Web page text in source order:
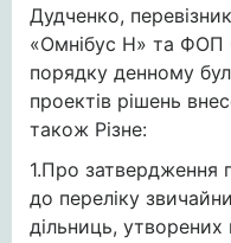
Дудченко,
«Омнібус Н» та ФОП
порядку денному
проектів рішень
також Різне:
1.Про затвердження
до переліку
дільниць, утворених